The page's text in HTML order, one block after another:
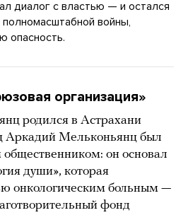
диалог с властью — и остался
войны,
опасность.
организация»
родился в Астрахани
Аркадий Мельконьянц был
он основал
души», которая
онкологическим больным —
фонд